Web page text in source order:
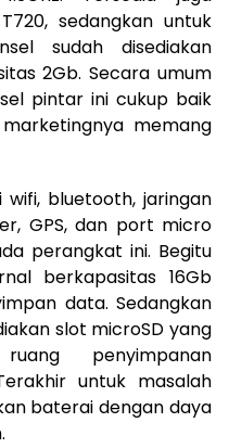
sedangkan untuk
sudah disediakan
2Gb. Secara umum
pintar ini cukup baik
memang
bluetooth, jaringan
GPS, dan port micro
perangkat ini. Begitu
berkapasitas 16Gb
data. Sedangkan
slot microSD yang
penyimpanan
untuk masalah
baterai dengan daya